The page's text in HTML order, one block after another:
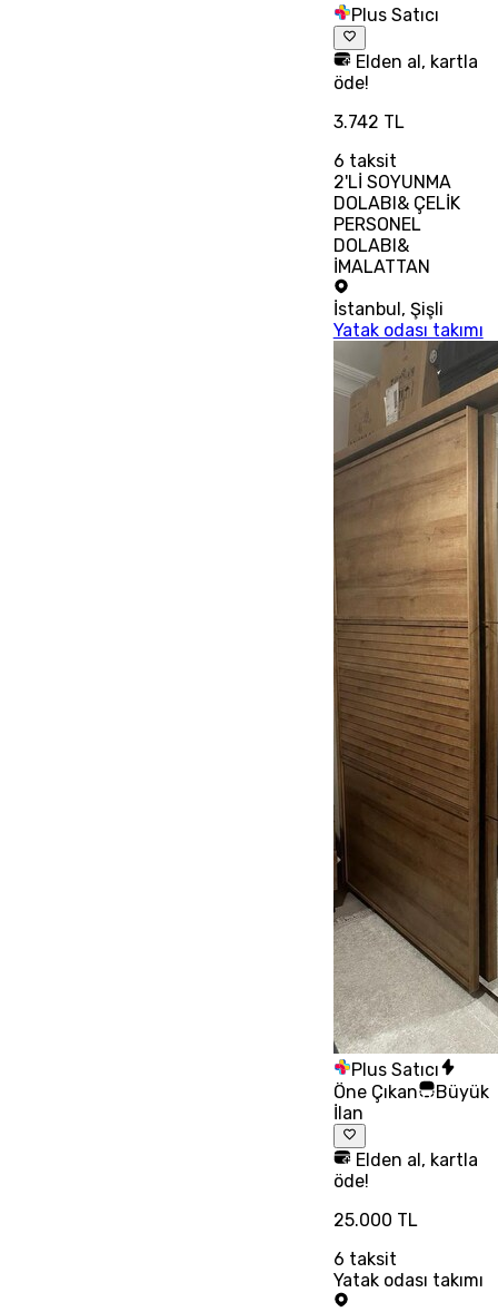
Plus Satıcı
Elden al, kartla
öde!
3.742 TL
6 taksit
2'Lİ SOYUNMA
DOLABI& ÇELİK
PERSONEL
DOLABI&
İMALATTAN
İstanbul, Şişli
Yatak odası takımı
Plus Satıcı
Öne Çıkan
Büyük
İlan
Elden al, kartla
öde!
25.000 TL
6 taksit
Yatak odası takımı